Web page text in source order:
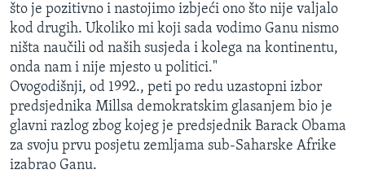
što je pozitivno i nastojimo izbjeći ono što nije valjalo
kod drugih. Ukoliko mi koji sada vodimo Ganu nismo
ništa naučili od naših susjeda i kolega na kontinentu,
onda nam i nije mjesto u politici."
Ovogodišnji, od 1992., peti po redu uzastopni izbor
predsjednika Millsa demokratskim glasanjem bio je
glavni razlog zbog kojeg je predsjednik Barack Obama
za svoju prvu posjetu zemljama sub-Saharske Afrike
izabrao Ganu.